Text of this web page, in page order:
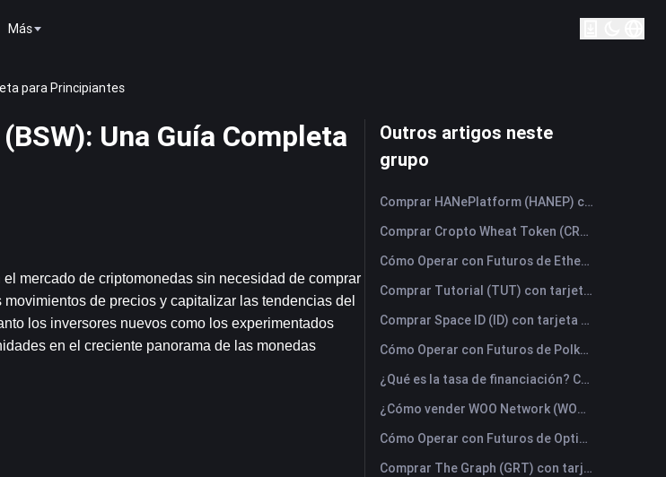
Más
para Principiantes
Una Guía Completa
mercado de criptomonedas sin necesidad de comprar
de precios y capitalizar las tendencias del
los inversores nuevos como los experimentados
en el creciente panorama de las monedas
Outros artigos neste
grupo
Comprar HANePlatform (HANEP) con tarjeta de crédito o débito instantáneamente
Comprar Cropto Wheat Token (CROW) con tarjeta de crédito o débito instantáneamente
Cómo Operar con Futuros de Ethena (ENA): Una Guía Completa para Principiantes
Comprar Tutorial (TUT) con tarjeta de crédito o débito instantáneamente
Comprar Space ID (ID) con tarjeta de crédito o débito instantáneamente
Cómo Operar con Futuros de Polkadot (DOT): Una Guía Completa para Principiantes
¿Qué es la tasa de financiación? Comprender las señales del mercado y sus usos incorrectos más comunes
¿Cómo vender WOO Network (WOO)? | FameEX
Cómo Operar con Futuros de Optimism (OP): Una Guía Completa para Principiantes
Comprar The Graph (GRT) con tarjeta de crédito o débito instantáneamente